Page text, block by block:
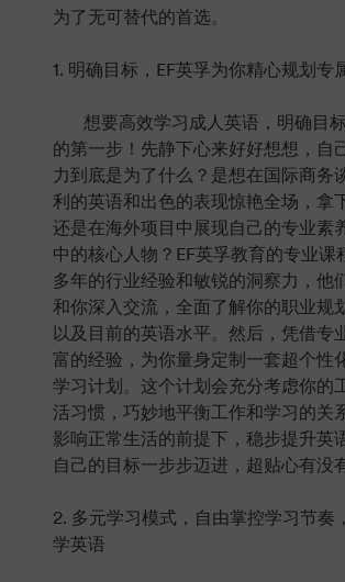
为了无可替代的首选。
1. 明确目标，EF英孚为你精心规划专
想要高效学习成人英语，明确目
的第一步！先静下心来好好想想，自
力到底是为了什么？是想在国际商务
利的英语和出色的表现惊艳全场，拿
还是在海外项目中展现自己的专业素
中的核心人物？EF英孚教育的专业课
多年的行业经验和敏锐的洞察力，他
和你深入交流，全面了解你的职业规
以及目前的英语水平。然后，凭借专
富的经验，为你量身定制一套超个性
学习计划。这个计划会充分考虑你的
活习惯，巧妙地平衡工作和学习的关
影响正常生活的前提下，稳步提升英
自己的目标一步步迈进，超贴心有没
2. 多元学习模式，自由掌控学习节奏
学英语